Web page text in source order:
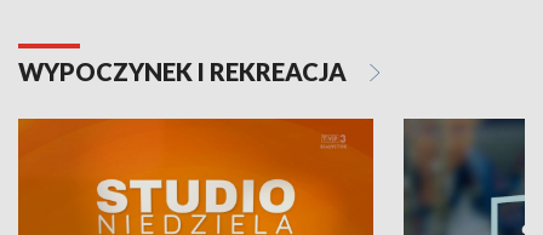
WYPOCZYNEK I REKREACJA